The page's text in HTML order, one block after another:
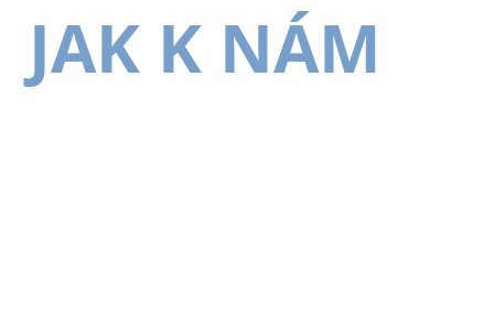
JAK K NÁM